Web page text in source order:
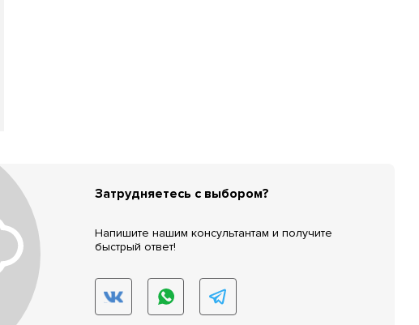
Затрудняетесь с выбором?
Напишите нашим консультантам и получите
быстрый ответ!